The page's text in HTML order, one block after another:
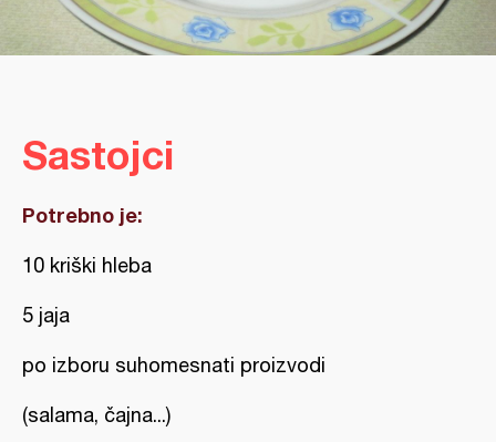
Sastojci
Potrebno je:
10 kriški hleba
5 jaja
po izboru suhomesnati proizvodi
(salama, čajna...)